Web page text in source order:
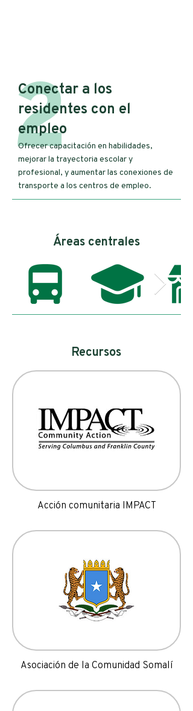
2
Conectar a los
residentes con el
empleo
Ofrecer capacitación en habilidades,
mejorar la trayectoria escolar y
profesional, y aumentar las conexiones de
transporte a los centros de empleo.
Áreas centrales
Recursos
Acción comunitaria IMPACT
Asociación de la Comunidad Somalí